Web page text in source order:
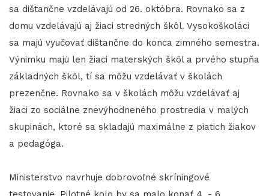
sa dištančne vzdelávajú od 26. októbra. Rovnako sa z
domu vzdelávajú aj žiaci stredných škôl. Vysokoškoláci
sa majú vyučovať dištančne do konca zimného semestra.
Výnimku majú len žiaci materských škôl a prvého stupňa
základných škôl, tí sa môžu vzdelávať v školách
prezenčne. Rovnako sa v školách môžu vzdelávať aj
žiaci zo sociálne znevýhodneného prostredia v malých
skupinách, ktoré sa skladajú maximálne z piatich žiakov
a pedagóga.
Ministerstvo navrhuje dobrovoľné skríningové